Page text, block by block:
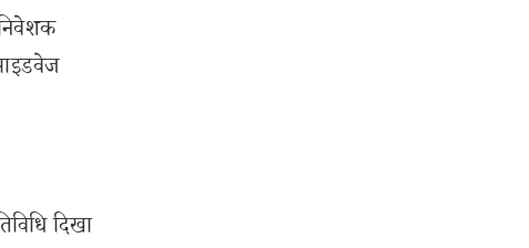
दिखा